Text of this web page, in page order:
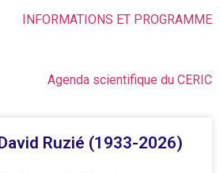
INFORMATIONS ET PROGRAMME
Agenda scientifique du CERIC
Ruzié (1933-2026)